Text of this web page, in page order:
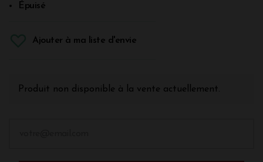
Épuisé
Ajouter à ma liste d'envie
Produit non disponible à la vente actuellement.